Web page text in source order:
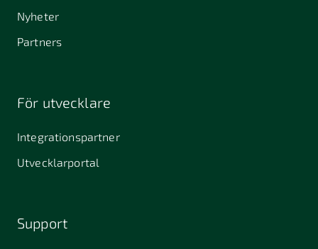
Nyheter
Partners
För utvecklare
Integrationspartner
Utvecklarportal
Support